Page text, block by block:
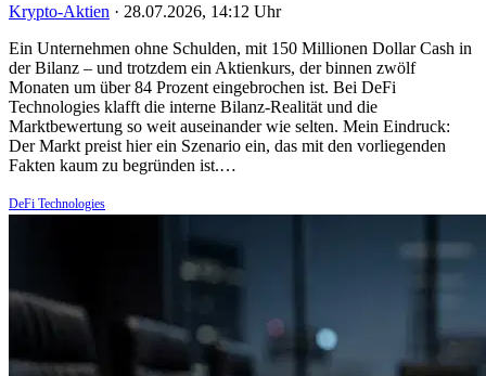
Krypto-Aktien · 28.07.2026, 14:12 Uhr
Ein Unternehmen ohne Schulden, mit 150 Millionen Dollar Cash in
der Bilanz – und trotzdem ein Aktienkurs, der binnen zwölf
Monaten um über 84 Prozent eingebrochen ist. Bei DeFi
Technologies klafft die interne Bilanz-Realität und die
Marktbewertung so weit auseinander wie selten. Mein Eindruck:
Der Markt preist hier ein Szenario ein, das mit den vorliegenden
Fakten kaum zu begründen ist.…
DeFi Technologies